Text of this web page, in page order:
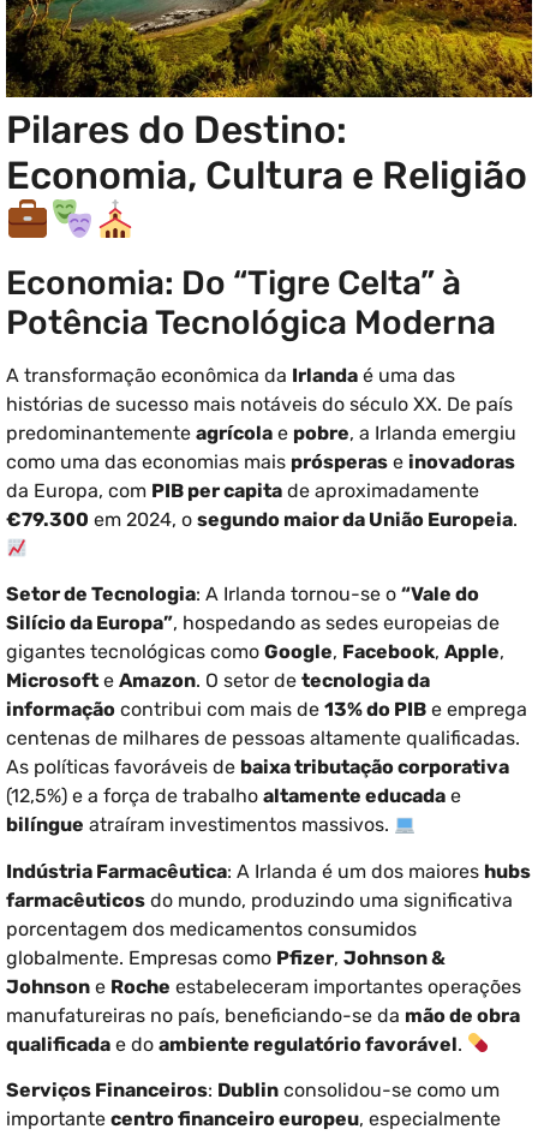
Pilares do Destino:
Economia, Cultura e Religião
Economia: Do “Tigre Celta” à
Potência Tecnológica Moderna
A transformação econômica da Irlanda é uma das
histórias de sucesso mais notáveis do século XX. De país
predominantemente agrícola e pobre, a Irlanda emergiu
como uma das economias mais prósperas e inovadoras
da Europa, com PIB per capita de aproximadamente
€79.300 em 2024, o segundo maior da União Europeia.
Setor de Tecnologia: A Irlanda tornou-se o “Vale do
Silício da Europa”, hospedando as sedes europeias de
gigantes tecnológicas como Google, Facebook, Apple,
Microsoft e Amazon. O setor de tecnologia da
informação contribui com mais de 13% do PIB e emprega
centenas de milhares de pessoas altamente qualificadas.
As políticas favoráveis de baixa tributação corporativa
(12,5%) e a força de trabalho altamente educada e
bilíngue atraíram investimentos massivos.
Indústria Farmacêutica: A Irlanda é um dos maiores hubs
farmacêuticos do mundo, produzindo uma significativa
porcentagem dos medicamentos consumidos
globalmente. Empresas como Pfizer, Johnson &
Johnson e Roche estabeleceram importantes operações
manufatureiras no país, beneficiando-se da mão de obra
qualificada e do ambiente regulatório favorável.
Serviços Financeiros: Dublin consolidou-se como um
importante centro financeiro europeu, especialmente